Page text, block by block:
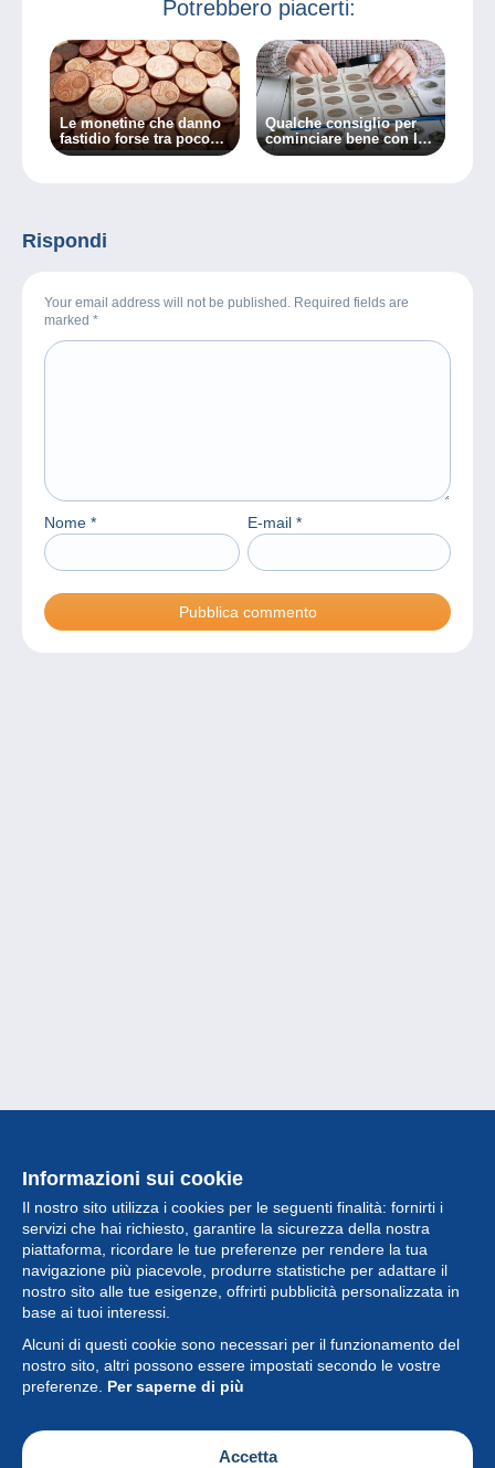
Potrebbero piacerti:
Le monetine che danno
fastidio forse tra poco
saranno fonte di reddito!
Qualche consiglio per
cominciare bene con la
numismatica
Rispondi
Your email address will not be published. Required fields are
marked *
Nome * E-mail *
Informazioni sui cookie
Il nostro sito utilizza i cookies per le seguenti finalità: fornirti i
servizi che hai richiesto, garantire la sicurezza della nostra
piattaforma, ricordare le tue preferenze per rendere la tua
navigazione più piacevole, produrre statistiche per adattare il
nostro sito alle tue esigenze, offrirti pubblicità personalizzata in
base ai tuoi interessi.
Alcuni di questi cookie sono necessari per il funzionamento del
nostro sito, altri possono essere impostati secondo le vostre
preferenze. Per saperne di più
Accetta
Collezione
Novità
Funzione
Società